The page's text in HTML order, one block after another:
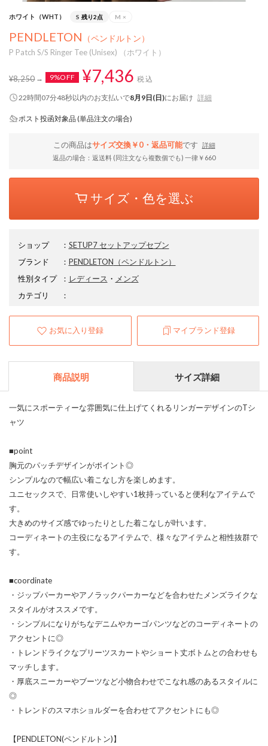
ホワイト（WHT） S 残り2点 M ×
PENDLETON （ペンドルトン）
P Patch S/S Ringer Tee (Unisex) （ホワイト）
¥8,250 9%OFF ¥7,436 税込
22時間07分47秒以内のお支払いで8月9日(日)にお届け 詳細
ポスト投函対象品 (単品注文の場合)
この商品はサイズ交換￥0・返品可能です
詳細
返品の場合：返送料 (同注文なら複数個でも) 一律￥660
サイズ・色を選ぶ
ショップ ： SETUP7 セットアップセブン
ブランド
： PENDLETON （ペンドルトン）
性別タイプ
： レディース ・ メンズ
カテゴリ
：
お気に入り登録 マイブランド登録
商品説明 サイズ詳細
一気にスポーティーな雰囲気に仕上げてくれるリンガーデザインのTシ
ャツ
■point
胸元のパッチデザインがポイント◎
シンプルなので幅広い着こなし方を楽しめます。
ユニセックスで、日常使いしやすい1枚持っていると便利なアイテムで
す。
大きめのサイズ感でゆったりとした着こなしが叶います。
コーディネートの主役になるアイテムで、様々なアイテムと相性抜群で
す。
■coordinate
・ジップパーカーやアノラックパーカーなどを合わせたメンズライクな
スタイルがオススメです。
・シンプルになりがちなデニムやカーゴパンツなどのコーディネートの
アクセントに◎
・トレンドライクなプリーツスカートやショート丈ボトムとの合わせも
マッチします。
・厚底スニーカーやブーツなど小物合わせでこなれ感のあるスタイルに
◎
・トレンドのスマホショルダーを合わせてアクセントにも◎
【PENDLETON(ペンドルトン)】